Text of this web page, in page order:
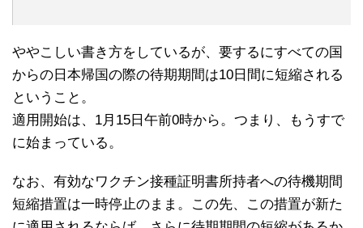
ややこしい書き方をしているが、要するにすべての国
からの日本帰国の際の待期期間は10日間に短縮される
ということ。
適用開始は、1月15日午前0時から。つまり、もうすで
に始まっている。
なお、有効なワクチン接種証明書所持者への待機期間
短縮措置は一時停止のまま。この先、この措置が新た